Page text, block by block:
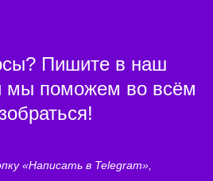
Пишите в наш
мы поможем во всём
«Написать в Telegram»,